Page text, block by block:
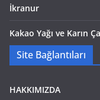
İkranur
Kakao Yağı ve Karın
Site Bağlantıları
HAKKIMIZDA